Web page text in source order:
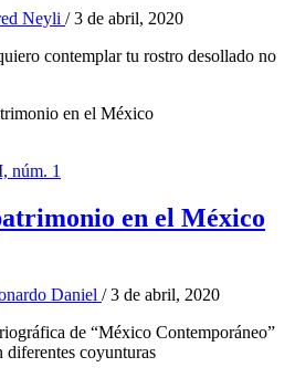
Neyli / 3 de abril, 2020
contemplar tu rostro desollado no
núm. 1
en el México
Daniel / 3 de abril, 2020
de “México Contemporáneo”
diferentes coyunturas